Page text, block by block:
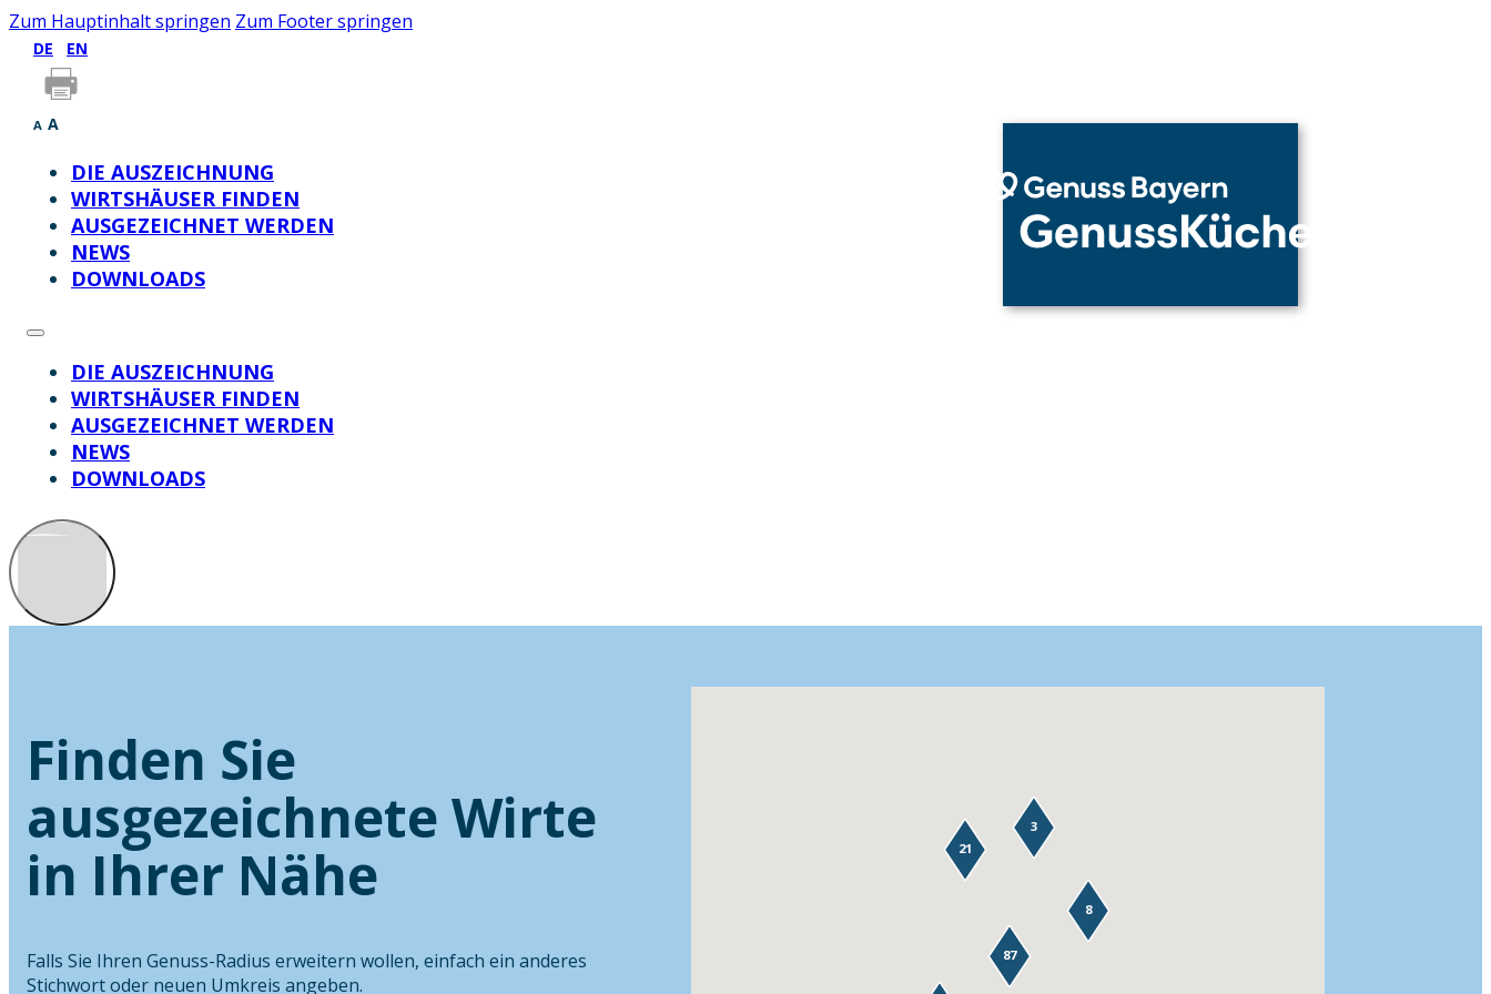
Zum Hauptinhalt springen Zum Footer springen
DE EN
A A
DIE AUSZEICHNUNG
WIRTSHÄUSER FINDEN
AUSGEZEICHNET WERDEN
NEWS
DOWNLOADS
DIE AUSZEICHNUNG
WIRTSHÄUSER FINDEN
AUSGEZEICHNET WERDEN
NEWS
DOWNLOADS
Finden Sie
ausgezeichnete Wirte
in Ihrer Nähe
Falls Sie Ihren Genuss-Radius erweitern wollen, einfach ein anderes
Stichwort oder neuen Umkreis angeben.
87
8
21
3